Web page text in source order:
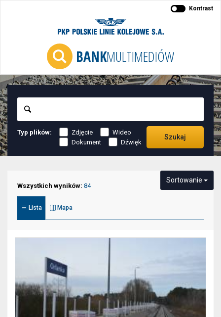
BANKMULTIMEDIÓW
Kontrast
Typ plików: Zdjęcie
Wideo
Dokument
Dźwięk
Szukaj
elementy
służące
filtrowania
wyszukiwania
dostępne
Wszystkich wyników: 84
Lista Mapa
Sortowanie